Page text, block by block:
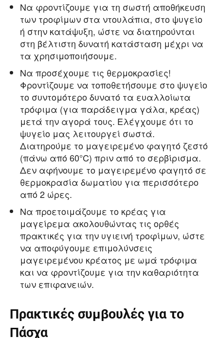
Να φροντίζουμε για τη σωστή αποθήκευση
των τροφίμων στα ντουλάπια, στο ψυγείο
ή στην κατάψυξη, ώστε να διατηρούνται
στη βέλτιστη δυνατή κατάσταση μέχρι να
τα χρησιμοποιήσουμε.
Να προσέχουμε τις θερμοκρασίες!
Φροντίζουμε να τοποθετήσουμε στο ψυγείο
το συντομότερο δυνατό τα ευαλλοίωτα
τρόφιμα (για παράδειγμα γάλα, κρέας)
μετά την αγορά τους. Ελέγχουμε ότι το
ψυγείο μας λειτουργεί σωστά.
Διατηρούμε το μαγειρεμένο φαγητό ζεστό
(πάνω από 60°C) πριν από το σερβίρισμα.
Δεν αφήνουμε το μαγειρεμένο φαγητό σε
θερμοκρασία δωματίου για περισσότερο
από 2 ώρες.
Να προετοιμάζουμε το κρέας για
μαγείρεμα ακολουθώντας τις ορθές
πρακτικές για την υγιεινή τροφίμων, ώστε
να αποφύγουμε επιμολύνσεις
μαγειρεμένου κρέατος με ωμά τρόφιμα
και να φροντίζουμε για την καθαριότητα
των επιφανειών.
Πρακτικές συμβουλές για το
Πάσχα